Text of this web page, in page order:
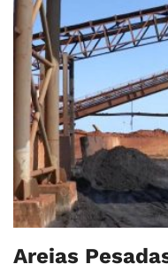
Areias